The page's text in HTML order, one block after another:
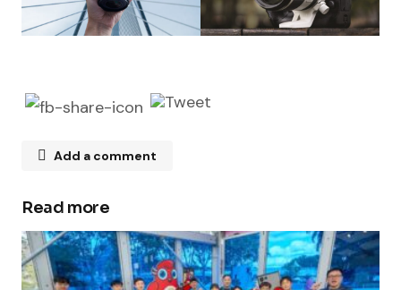
Add a comment
Your email address will not be published.
Required fields are marked*
Read more